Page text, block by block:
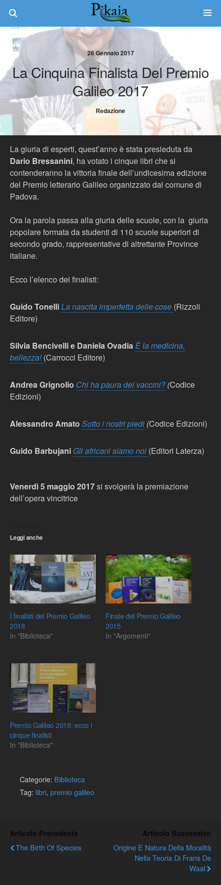
26 Gennaio 2017
La Cinquina Finalista Del Premio
Galileo 2017
Redazione
La giuria di esperti, quest’anno è stata presieduta da
Dario Bressanini, ha votato i cinque libri che si
contenderanno la vittoria finale dell’undicesima edizione
del Premio letterario Galileo organizzato dal comune di
Padova.
Ora la parola passa alla giuria delle scuole, con la giuria
popolare formata da studenti di 110 scuole superiori di
secondo grado, rappresentative di altrettante Province
italiane.
Ecco l’elenco dei finalisti:
Guido TonelliLa nascita imperfetta delle cose (Rizzoli
Editore)
Silvia Bencivelli e Daniela OvadiaÈ la medicina,
bellezza!(Carrocci Editore)
Andrea Grignolio Chi ha paura dei vaccini?(Codice
Edizioni)
Alessandro Amato Sotto i nostri piedi (Codice Edizioni)
Guido Barbujani Gli africani siamo noi (Editori Laterza)
Venerdì 5 maggio 2017si svolgerà la premiazione
dell’opera vincitrice
Leggi anche
I finalisti del Premio Galileo
2018
In "Biblioteca"
Finale del Premio Galileo
2015
In "Argomenti"
Premio Galileo 2019: ecco i
cinque finalisti
In "Biblioteca"
Categorie: Biblioteca
Tag: libri, premio galileo
Articolo Precedente
The Birth Of Species
Articolo Successivo
Origine E Natura Della Moralità
Nella Teoria Di Frans De
Waal